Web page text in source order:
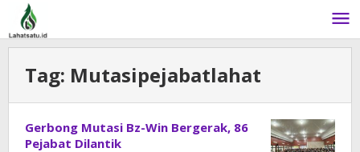
Lewati
konten
Tag: Mutasipejabatlahat
Gerbong Mutasi Bz-Win Bergerak, 86
Pejabat Dilantik